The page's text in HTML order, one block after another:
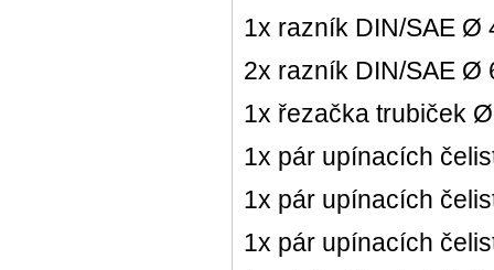
1x razník DIN/SAE Ø
2x razník DIN/SAE Ø
1x řezačka trubiček
1x pár upínacích
1x pár upínacích
1x pár upínacích